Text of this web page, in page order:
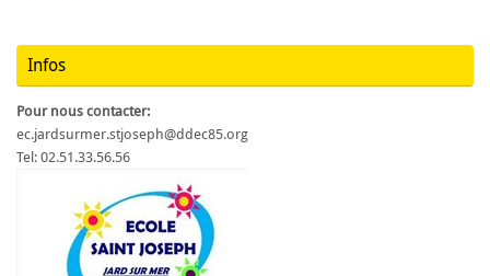
Infos
Pour nous contacter:
ec.jardsurmer.stjoseph@ddec85.org
Tel: 02.51.33.56.56